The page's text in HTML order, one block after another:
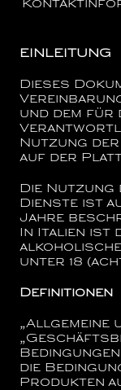
EINLEITUNG
Dieses
und dem für
Nutzung
auf der
Die
Dienste ist
Jahre
In Italien ist
unter 18
Definitionen
„Allgemeine
die
Produkten